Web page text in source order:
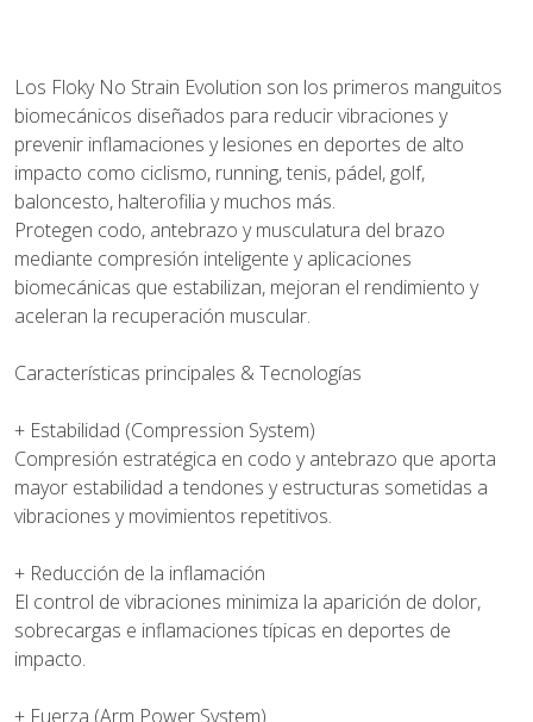
Los Floky No Strain Evolution son los primeros manguitos
biomecánicos diseñados para reducir vibraciones y
prevenir inflamaciones y lesiones en deportes de alto
impacto como ciclismo, running, tenis, pádel, golf,
baloncesto, halterofilia y muchos más.
Protegen codo, antebrazo y musculatura del brazo
mediante compresión inteligente y aplicaciones
biomecánicas que estabilizan, mejoran el rendimiento y
aceleran la recuperación muscular.
Características principales & Tecnologías
+ Estabilidad (Compression System)
Compresión estratégica en codo y antebrazo que aporta
mayor estabilidad a tendones y estructuras sometidas a
vibraciones y movimientos repetitivos.
+ Reducción de la inflamación
El control de vibraciones minimiza la aparición de dolor,
sobrecargas e inflamaciones típicas en deportes de
impacto.
+ Fuerza (Arm Power System)